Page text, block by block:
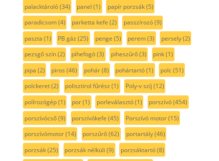
palacktároló(34) panel (1) papír porzsák(5)
paradicsom(4) parketta kefe (2) passzírozó(9)
paszta (1) PB gáz (25) penge (5) perem(3) persely(2)
pezsgő szín(2) pihefogó(3) piheszűrő(3) pink(1)
pipa (2) piros (46) pohár(8) pohártartó(1) polc(51)
polckeret(2) polisztirol fűrész (1) Poly-v szíj (12)
polírozógép(1) por(1) porleválasztó(1) porszívó(454)
porszívócső(9) porszívókefe (45) Porszívó motor(15)
porszívómotor(14) porszűrő(62) portartály(46)
porzsák(25) porzsák nélküli (9) porzsáktartó(8)